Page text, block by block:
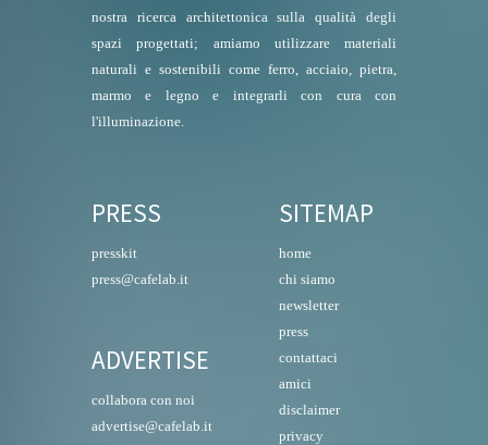
nostra ricerca architettonica sulla qualità degli
spazi progettati; amiamo utilizzare materiali
naturali e sostenibili come ferro, acciaio, pietra,
marmo e legno e integrarli con cura con
l'illuminazione.
PRESS
presskit
press@cafelab.it
ADVERTISE
collabora con noi
advertise@cafelab.it
SITEMAP
home
chi siamo
newsletter
press
contattaci
amici
disclaimer
privacy